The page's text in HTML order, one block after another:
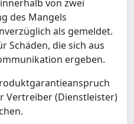
von zwei
des Mangels
als gemeldet.
Schäden, die sich aus
ergeben.
Vertreiber (Dienstleister)